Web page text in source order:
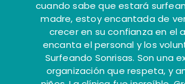
Miguel Canals